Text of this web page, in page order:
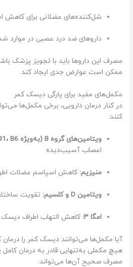
شل‌کننده‌های عضلانی برای کاهش
داروهای ضد درد عصبی در موارد
مصرف این داروها باید با تجویز پزشک
ممکن است عوارض جدی ایجاد کند.
مکمل‌های مفید برای پارگی دیسک کمر
در کنار درمان دارویی، برخی مکمل‌ها
کنند:
ویتامین‌های گروه B (به‌ویژه B1، B6 و B12):
اعصاب آسیب‌دیده
منیزیم: کاهش اسپاسم عضلات
ویتامین D و کلسیم: تقویت
امگا ۳: کاهش التهاب اطراف دیسک
آیا مکمل‌ها می‌توانند دیسک کمر را درمان
هیچ مکملی به‌تنهایی قادر به درمان
مصرف صحیح آن‌ها می‌تواند: